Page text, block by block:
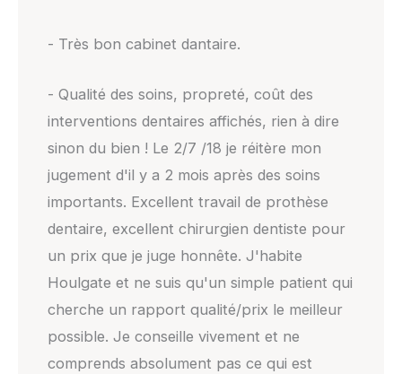
- Très bon cabinet dantaire.
- Qualité des soins, propreté, coût des
interventions dentaires affichés, rien à dire
sinon du bien ! Le 2/7 /18 je réitère mon
jugement d'il y a 2 mois après des soins
importants. Excellent travail de prothèse
dentaire, excellent chirurgien dentiste pour
un prix que je juge honnête. J'habite
Houlgate et ne suis qu'un simple patient qui
cherche un rapport qualité/prix le meilleur
possible. Je conseille vivement et ne
comprends absolument pas ce qui est